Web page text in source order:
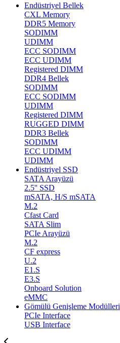
Endüstriyel Bellek
CXL Memory
DDR5 Memory
SODIMM
UDIMM
ECC SODIMM
ECC UDIMM
Registered DIMM
DDR4 Bellek
SODIMM
ECC SODIMM
UDIMM
Registered DIMM
RUGGED DIMM
DDR3 Bellek
SODIMM
ECC UDIMM
UDIMM
Endüstriyel SSD
SATA Arayüzü
2.5'' SSD
mSATA, H/S mSATA
M.2
Cfast Card
SATA Slim
PCIe Arayüzü
M.2
CF express
U.2
E1.S
E3.S
Onboard Solution
eMMC
Gömülü Genişleme Modülleri
PCIe Interface
USB Interface